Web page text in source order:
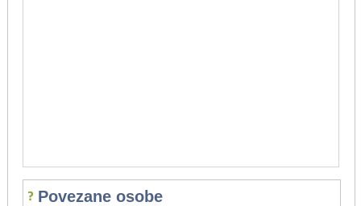
Povezane osobe